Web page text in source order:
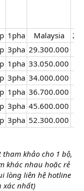
1pha​ Malaysia​
3pha​ 29.300.000​
1pha​ 33.050.000​
3pha​ 34.000.000​
1pha​ 36.700.000​
3pha​ 45.600.000​
3pha​ 52.300.000​
khảo cho 1 bộ,
khác nhau hoặc rẻ
lòng liên hệ hotline
xác nhất)